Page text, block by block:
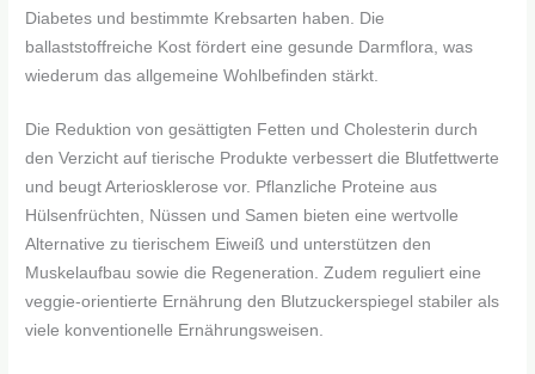
Diabetes und bestimmte Krebsarten haben. Die
ballaststoffreiche Kost fördert eine gesunde Darmflora, was
wiederum das allgemeine Wohlbefinden stärkt.
Die Reduktion von gesättigten Fetten und Cholesterin durch
den Verzicht auf tierische Produkte verbessert die Blutfettwerte
und beugt Arteriosklerose vor. Pflanzliche Proteine aus
Hülsenfrüchten, Nüssen und Samen bieten eine wertvolle
Alternative zu tierischem Eiweiß und unterstützen den
Muskelaufbau sowie die Regeneration. Zudem reguliert eine
veggie-orientierte Ernährung den Blutzuckerspiegel stabiler als
viele konventionelle Ernährungsweisen.